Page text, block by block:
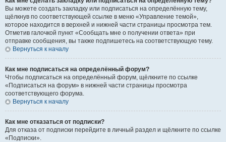
Вы можете создать закладку или подписаться на определённую тему,
щёлкнув по соответствующей ссылке в меню «Управление темой»,
которое находится в верхней и нижней части страницы просмотра тем.
Отметив галочкой пункт «Сообщать мне о получении ответа» при
отправке сообщения, вы также подпишетесь на соответствующую тему.
Вернуться к началу
Как мне подписаться на определённый форум?
Чтобы подписаться на определённый форум, щёлкните по ссылке
«Подписаться на форум» в нижней части страницы просмотра
соответствующего форума.
Вернуться к началу
Как мне отказаться от подписки?
Для отказа от подписки перейдите в личный раздел и щёлкните по ссылке
«Подписки».